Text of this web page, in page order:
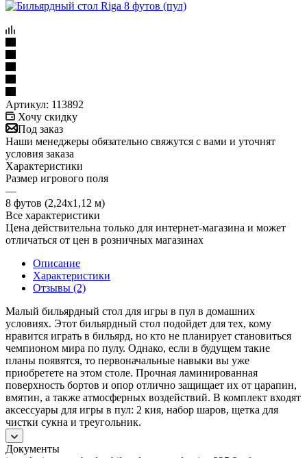
Артикул: 113892
Хочу скидку
Под заказ
Наши менеджеры обязательно свяжутся с вами и уточнят
условия заказа
Характеристики
Размер игрового поля
—
8 футов (2,24х1,12 м)
Все характеристики
Цена действительна только для интернет-магазина и может
отличаться от цен в розничных магазинах
Описание
Характеристики
Отзывы (2)
Малый бильярдный стол для игры в пул в домашних
условиях. Этот бильярдный стол подойдет для тех, кому
нравится играть в бильярд, но кто не планирует становиться
чемпионом мира по пулу. Однако, если в будущем такие
планы появятся, то первоначальные навыки вы уже
приобретете на этом столе. Прочная ламинированная
поверхность бортов и опор отлично защищает их от царапин,
вмятин, а также атмосферных воздействий. В комплект входят
аксессуары для игры в пул: 2 кия, набор шаров, щетка для
чистки сукна и треугольник.
Документы